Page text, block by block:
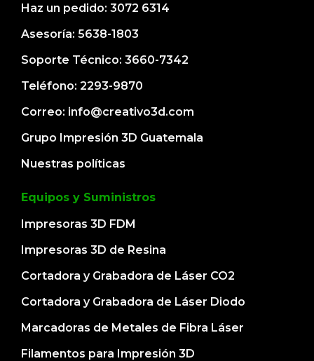
Haz un pedido: 3072 6314
Asesoría: 5638-1803
Soporte Técnico: 3660-7342
Teléfono: 2293-9870
Correo: info@creativo3d.com
Grupo Impresión 3D Guatemala
Nuestras políticas
Equipos y Suministros
Impresoras 3D FDM
Impresoras 3D de Resina
Cortadora y Grabadora de Láser CO2
Cortadora y Grabadora de Láser Diodo
Marcadoras de Metales de Fibra Láser
Filamentos para Impresión 3D